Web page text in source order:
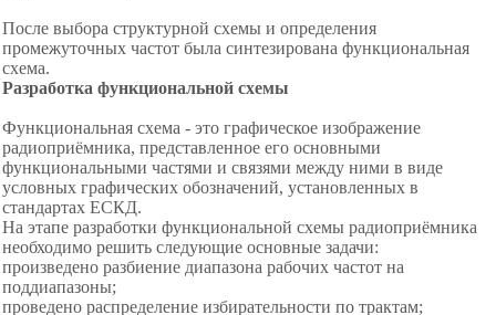
После выбора структурной схемы и определения
промежуточных частот была синтезирована функциональная
схема.
Разработка функциональной схемы
Функциональная схема - это графическое изображение
радиоприёмника, представленное его основными
функциональными частями и связями между ними в виде
условных графических обозначений, установленных в
стандартах ЕСКД.
На этапе разработки функциональной схемы радиоприёмника
необходимо решить следующие основные задачи:
произведено разбиение диапазона рабочих частот на
поддиапазоны;
проведено распределение избирательности по трактам;